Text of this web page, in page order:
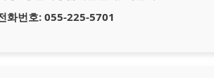
화번호: 055-225-5701